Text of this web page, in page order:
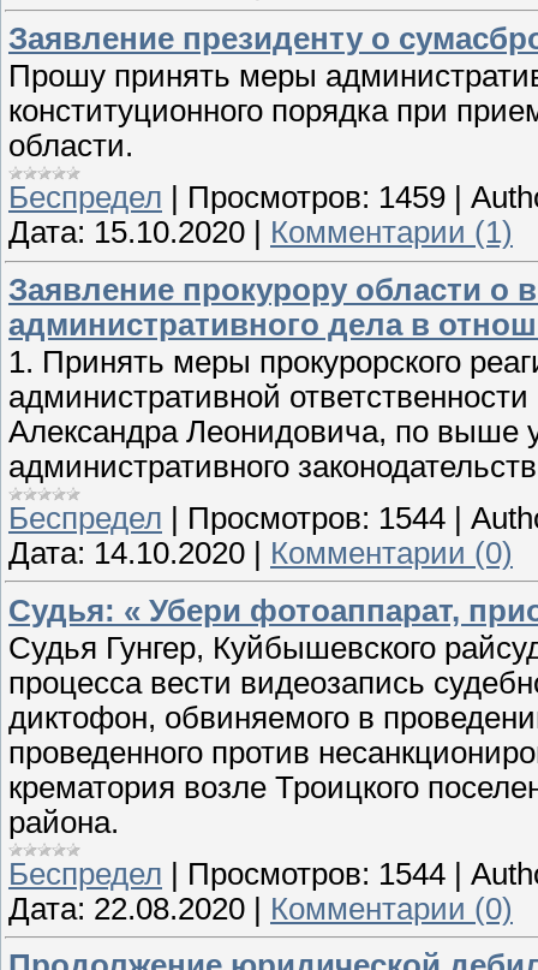
Заявление президенту о
Прошу принять меры
конституционного порядка при
области.
Беспредел
Просмотров: 1459
Дата: 15.10.2020
Комментарии (1)
Заявление прокурору области о
административного дела в
1. Принять меры прокурорского
административной
Александра Леонидовича, по выше
административного
Беспредел
Просмотров: 1544
Дата: 14.10.2020
Комментарии (0)
Судья: « Убери фотоаппарат,
Судья Гунгер, Куйбышевского
процесса вести видеозапись
диктофон, обвиняемого в
проведенного против
крематория возле Троицкого
района.
Беспредел | Просмотров: 1544 |
Дата: 22.08.2020 | Комментарии (0)